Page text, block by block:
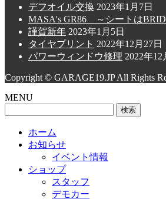
デフオイル交換 2023年1月7日
MASA's GR86 ～シートは
謹賀新年 2023年1月5日
タイヤプリント 2022年12月27日
パワーウィンドウ修理 2022年12
Copyright © GARAGE19.JP All Rights
MENU
ホーム
お知らせ
イベント情報
ショップ
スタッフ
デモカー